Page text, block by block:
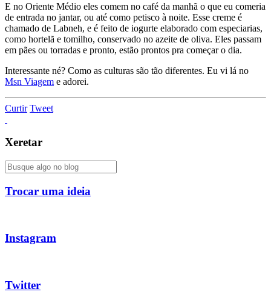
E no Oriente Médio eles comem no café da manhã o que eu comeria
de entrada no jantar, ou até como petisco à noite. Esse creme é
chamado de Labneh, e é feito de iogurte elaborado com especiarias,
como hortelã e tomilho, conservado no azeite de oliva. Eles passam
em pães ou torradas e pronto, estão prontos pra começar o dia.
Interessante né? Como as culturas são tão diferentes. Eu vi lá no
Msn Viagem e adorei.
Curtir Tweet
Xeretar
Trocar uma ideia
Instagram
Twitter